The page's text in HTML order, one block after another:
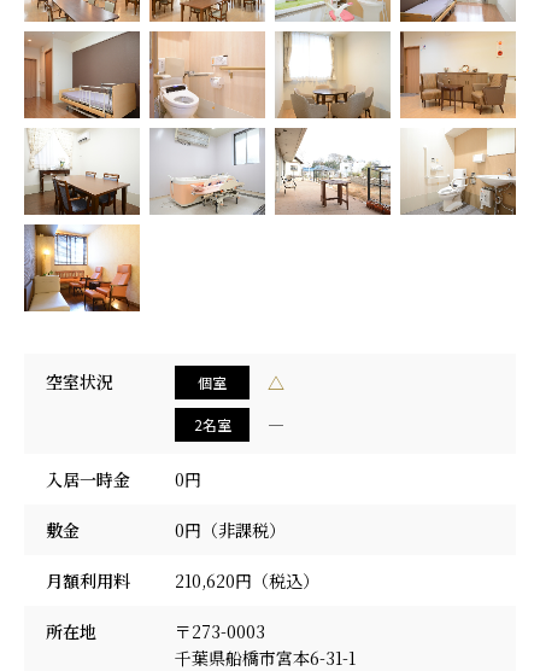
プライバシーポリシー
採用情報
空室状況 個室 △
2名室 ―
入居一時金 0円
敷金 0円（非課税）
月額利用料 210,620円（税込）
所在地
〒273-0003
千葉県船橋市宮本6-31-1